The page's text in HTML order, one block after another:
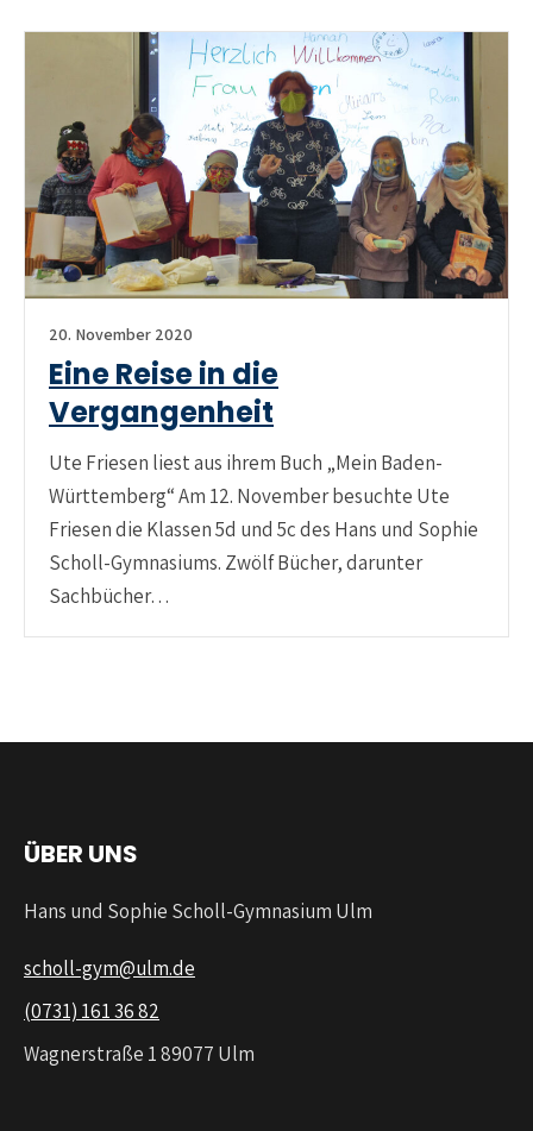
20. November 2020
Eine Reise in die
Vergangenheit
Ute Friesen liest aus ihrem Buch „Mein Baden-
Württemberg“ Am 12. November besuchte Ute
Friesen die Klassen 5d und 5c des Hans und Sophie
Scholl-Gymnasiums. Zwölf Bücher, darunter
Sachbücher…
ÜBER UNS
Hans und Sophie Scholl-Gymnasium Ulm
scholl-gym@ulm.de
(0731) 161 36 82
Wagnerstraße 1 89077 Ulm